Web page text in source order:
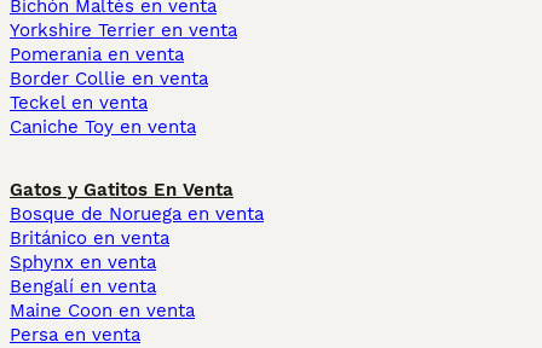
Bichón Maltés en venta
Yorkshire Terrier en venta
Pomerania en venta
Border Collie en venta
Teckel en venta
Caniche Toy en venta
Gatos y Gatitos En Venta
Bosque de Noruega en venta
Británico en venta
Sphynx en venta
Bengalí en venta
Maine Coon en venta
Persa en venta